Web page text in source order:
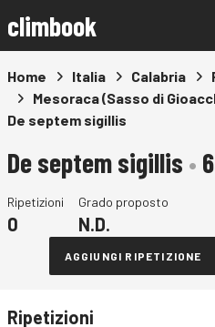
climbook
Home Italia Calabria
Mesoraca (Sasso di
De septem sigillis
De septem sigillis •
Ripetizioni
0
Grado proposto
N.D.
AGGIUNGI RIPETIZIONE
Ripetizioni